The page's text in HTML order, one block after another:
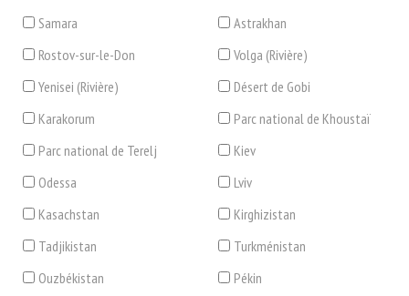
Samara
Astrakhan
Rostov-sur-le-Don
Volga (Rivière)
Yenisei (Rivière)
Désert de Gobi
Karakorum
Parc national de Khoustaï
Parc national de Terelj
Kiev
Odessa
Lviv
Kasachstan
Kirghizistan
Tadjikistan
Turkménistan
Ouzbékistan
Pékin